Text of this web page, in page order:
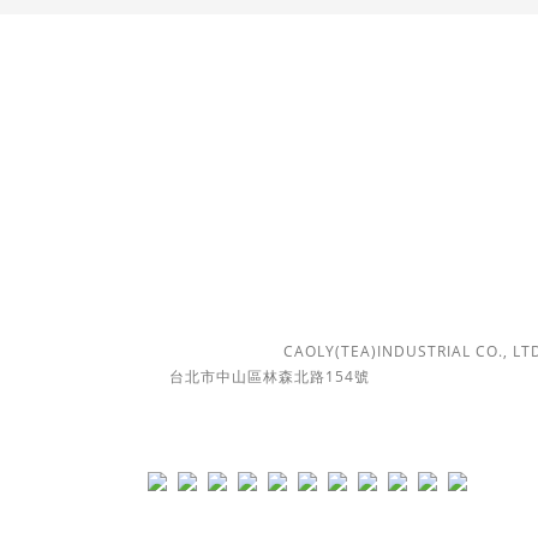
CAOLY(TEA)INDUSTRIAL CO.,
台北市中山區林森北路154號